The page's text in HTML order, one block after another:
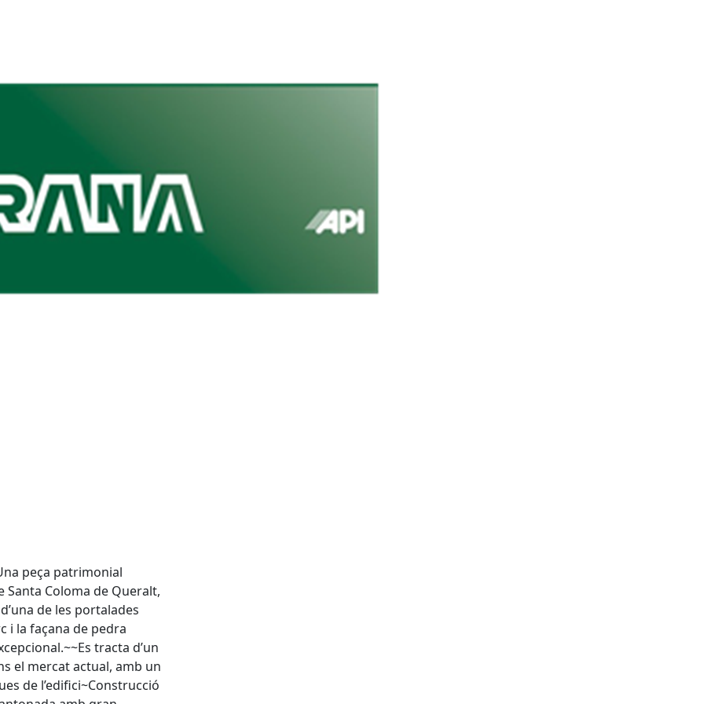
peça patrimonial
Coloma de Queralt,
de les portalades
i la façana de pedra
tracta d’un
el mercat actual, amb un
de l’edifici~Construcció